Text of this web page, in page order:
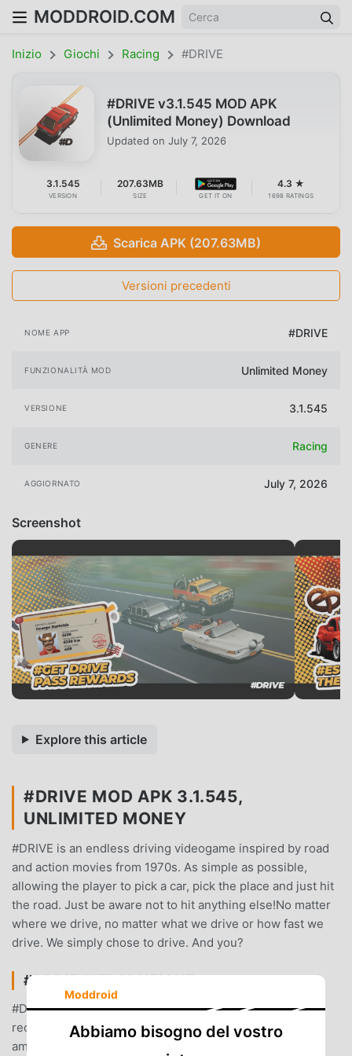
MODDROID.COM
Inizio Giochi Racing #DRIVE
#DRIVE v3.1.545 MOD APK
(Unlimited Money) Download
Updated on July 7, 2026
3.1.545
VERSION
207.63MB
SIZE GET IT ON
4.3 ★
1698 RATINGS
Scarica APK (207.63MB)
Versioni precedenti
NOME APP #DRIVE
FUNZIONALITÀ MOD Unlimited Money
VERSIONE 3.1.545
GENERE Racing
AGGIORNATO July 7, 2026
Screenshot
Explore this article
#DRIVE MOD APK 3.1.545,
UNLIMITED MONEY
#DRIVE is an endless driving videogame inspired by road
and action movies from 1970s. As simple as possible,
allowing the player to pick a car, pick the place and just hit
the road. Just be aware not to hit anything else!No matter
where we drive, no matter what we drive or how fast we
drive. We simply chose to drive. And you?
#DRIVE INTRODUZIONE
#DRIVE Essendo un gioco racing molto popolare di
recente, ha guadagnato molti fan in tutto il mondo che
amano i giochi racing. Se vuoi scaricare questo gioco,
Moddroid
Abbiamo bisogno del vostro